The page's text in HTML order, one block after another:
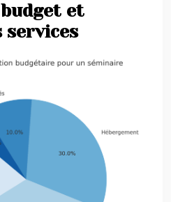
et
services